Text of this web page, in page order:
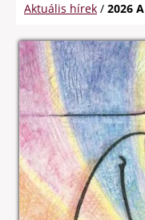
Aktuális hírek / 2026